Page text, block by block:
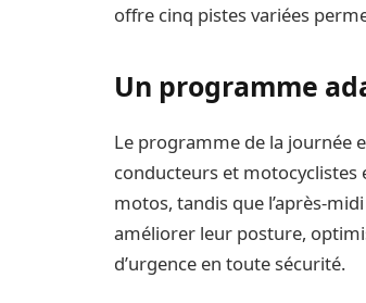
offre cinq pistes variées
Un programme
Le programme de la journée
conducteurs et motocyclistes
motos, tandis que l’après-
améliorer leur posture,
d’urgence en toute sécurité.